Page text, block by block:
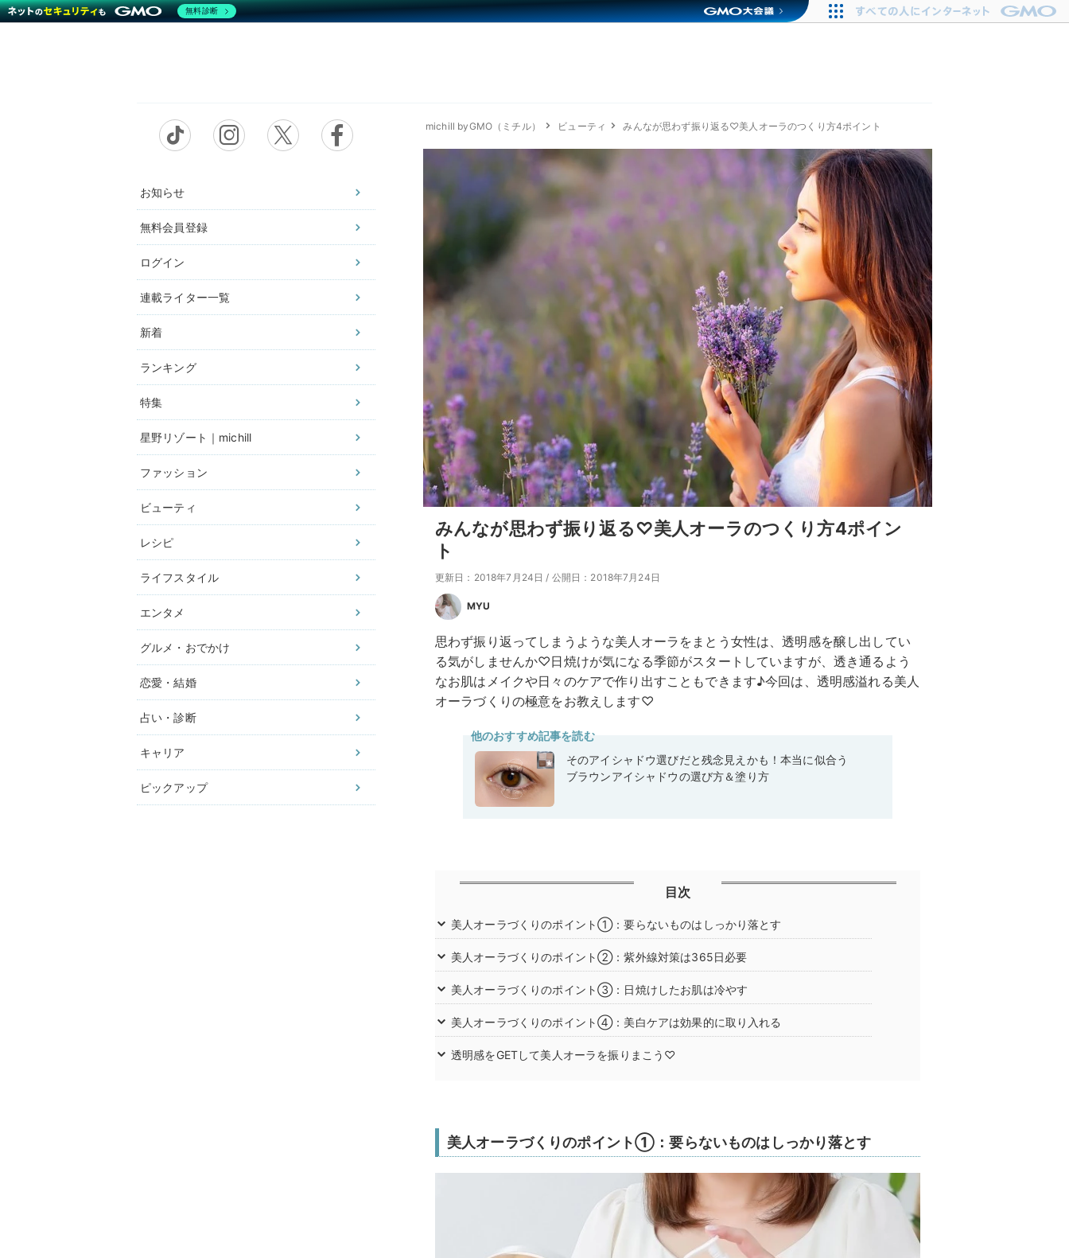
お知らせ
無料会員登録
ログイン
連載ライター一覧
新着
ランキング
特集
星野リゾート｜michill
ファッション
ビューティ
レシピ
ライフスタイル
エンタメ
グルメ・おでかけ
恋愛・結婚
占い・診断
キャリア
ピックアップ
michill byGMO（ミチル） ビューティ みんなが思わず振り返る♡美人オーラのつくり方4ポイント
みんなが思わず振り返る♡美人オーラのつくり方4ポイン
ト
更新日：2018年7月24日 / 公開日：2018年7月24日
MYU
思わず振り返ってしまうような美人オーラをまとう女性は、透明感を醸し出してい
る気がしませんか♡日焼けが気になる季節がスタートしていますが、透き通るよう
なお肌はメイクや日々のケアで作り出すこともできます♪今回は、透明感溢れる美人
オーラづくりの極意をお教えします♡
他のおすすめ記事を読む
そのアイシャドウ選びだと残念見えかも！本当に似合う
ブラウンアイシャドウの選び方＆塗り方
目次
美人オーラづくりのポイント①：要らないものはしっかり落とす
美人オーラづくりのポイント②：紫外線対策は365日必要
美人オーラづくりのポイント③：日焼けしたお肌は冷やす
美人オーラづくりのポイント④：美白ケアは効果的に取り入れる
透明感をGETして美人オーラを振りまこう♡
美人オーラづくりのポイント①：要らないものはしっかり落とす
無料診断